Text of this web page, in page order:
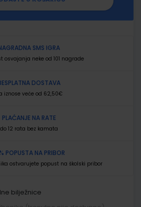
SMS IGRA
osvajanja neke od 101 nagrade
DOSTAVA
iznose veće od 62,50€
PLAĆANJE NA RATE
do 12 rata bez kamata
POPUSTA NA PRIBOR
ostvarujete popust na školski pribor
bilježnice